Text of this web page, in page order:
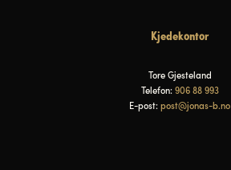
Kjedekontor
Tore Gjesteland
Telefon:906 88 993
E-post:post@jonas-b.no